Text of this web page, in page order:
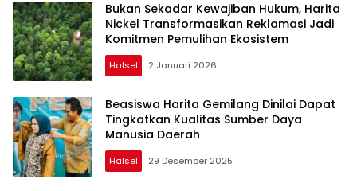
Bukan Sekadar Kewajiban Hukum, Harita
Nickel Transformasikan Reklamasi Jadi
Komitmen Pemulihan Ekosistem
Halsel 2 Januari 2026
Beasiswa Harita Gemilang Dinilai Dapat
Tingkatkan Kualitas Sumber Daya
Manusia Daerah
Halsel 29 Desember 2025